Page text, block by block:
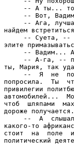
-- А ты...
-- Вот,
-- Ага,
найдем
-- Суета, --
элите
-- Вадим...
-- А-га, --
ты, Мария, так
--  Я  не
попросила.  Ты
привилегии
автомобилей...
чтоб  шляпами
дороже
--  А
какого-то
стоит  на  поле
политический